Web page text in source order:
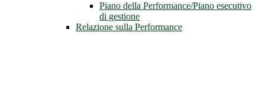
Piano della Performance/Piano esecutivo
di gestione
Relazione sulla Performance